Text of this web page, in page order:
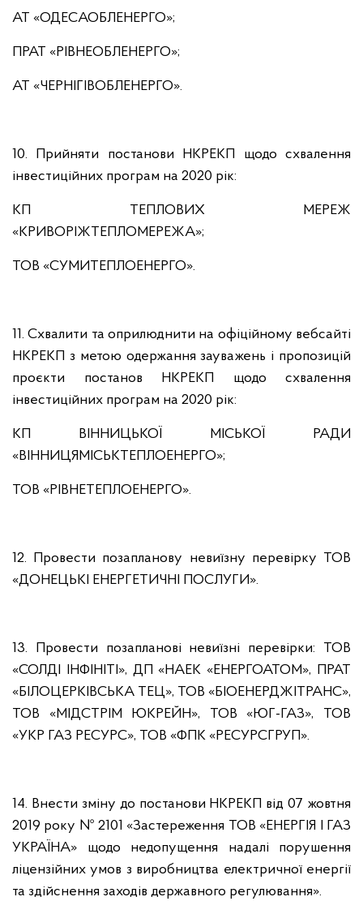
АТ «ОДЕСАОБЛЕНЕРГО»;
ПРАТ «РІВНЕОБЛЕНЕРГО»;
АТ «ЧЕРНІГІВОБЛЕНЕРГО».
10. Прийняти постанови НКРЕКП щодо схвалення
інвестиційних програм на 2020 рік:
КП ТЕПЛОВИХ МЕРЕЖ
«КРИВОРІЖТЕПЛОМЕРЕЖА»;
ТОВ «СУМИТЕПЛОЕНЕРГО».
11. Схвалити та оприлюднити на офіційному вебсайті
НКРЕКП з метою одержання зауважень і пропозицій
проєкти постанов НКРЕКП щодо схвалення
інвестиційних програм на 2020 рік:
КП ВІННИЦЬКОЇ МІСЬКОЇ РАДИ
«ВІННИЦЯМІСЬКТЕПЛОЕНЕРГО»;
ТОВ «РІВНЕТЕПЛОЕНЕРГО».
12. Провести позапланову невиїзну перевірку ТОВ
«ДОНЕЦЬКІ ЕНЕРГЕТИЧНІ ПОСЛУГИ».
13. Провести позапланові невиїзні перевірки: ТОВ
«СОЛДІ ІНФІНІТІ», ДП «НАЕК «ЕНЕРГОАТОМ», ПРАТ
«БІЛОЦЕРКІВСЬКА ТЕЦ», ТОВ «БІОЕНЕРДЖІТРАНС»,
ТОВ «МІДСТРІМ ЮКРЕЙН», ТОВ «ЮГ-ГАЗ», ТОВ
«УКР ГАЗ РЕСУРС», ТОВ «ФПК «РЕСУРСГРУП».
14. Внести зміну до постанови НКРЕКП від 07 жовтня
2019 року № 2101 «Застереження ТОВ «ЕНЕРГІЯ І ГАЗ
УКРАЇНА» щодо недопущення надалі порушення
ліцензійних умов з виробництва електричної енергії
та здійснення заходів державного регулювання».